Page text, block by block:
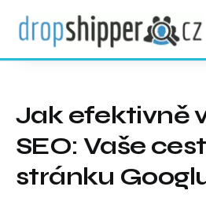
Jak efektivně
SEO: Vaše
stránku